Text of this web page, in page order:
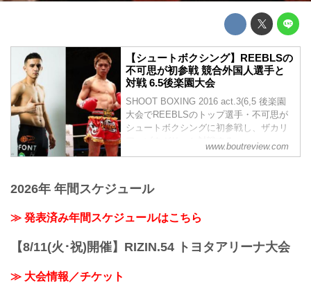
【シュートボクシング】REEBLSの
不可思が初参戦 競合外国人選手と
対戦 6.5後楽園大会
SHOOT BOXING 2016 act.3(6,5 後楽園
大会でREEBLSのトップ選手・不可思が
シュートボクシングに初参戦し、ザカリ
ア・ゾウガリーと対戦する。
www.boutreview.com
2026年 年間スケジュール
≫ 発表済み年間スケジュールはこちら
【8/11(火･祝)開催】RIZIN.54 トヨタアリーナ大会
≫ 大会情報／チケット